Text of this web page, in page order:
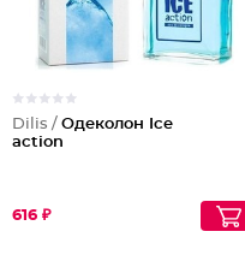
Dilis / Одеколон Ice
action
616 ₽